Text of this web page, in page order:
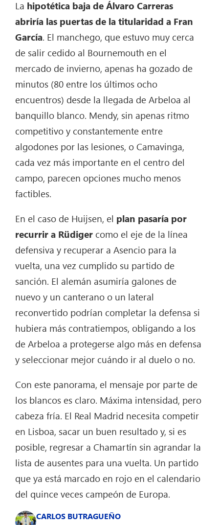
La hipotética baja de Álvaro Carreras
abriría las puertas de la titularidad a Fran
García. El manchego, que estuvo muy cerca
de salir cedido al Bournemouth en el
mercado de invierno, apenas ha gozado de
minutos (80 entre los últimos ocho
encuentros) desde la llegada de Arbeloa al
banquillo blanco. Mendy, sin apenas ritmo
competitivo y constantemente entre
algodones por las lesiones, o Camavinga,
cada vez más importante en el centro del
campo, parecen opciones mucho menos
factibles.
En el caso de Huijsen, el plan pasaría por
recurrir a Rüdiger como el eje de la línea
defensiva y recuperar a Asencio para la
vuelta, una vez cumplido su partido de
sanción. El alemán asumiría galones de
nuevo y un canterano o un lateral
reconvertido podrían completar la defensa si
hubiera más contratiempos, obligando a los
de Arbeloa a protegerse algo más en defensa
y seleccionar mejor cuándo ir al duelo o no.
Con este panorama, el mensaje por parte de
los blancos es claro. Máxima intensidad, pero
cabeza fría. El Real Madrid necesita competir
en Lisboa, sacar un buen resultado y, si es
posible, regresar a Chamartín sin agrandar la
lista de ausentes para una vuelta. Un partido
que ya está marcado en rojo en el calendario
del quince veces campeón de Europa.
CARLOS BUTRAGUEÑO